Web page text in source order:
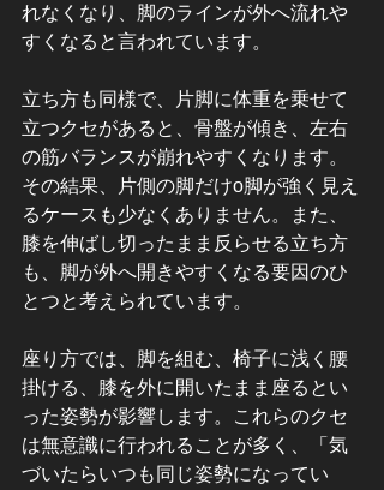
れなくなり、脚のラインが外へ流れや
すくなると言われています。
立ち方も同様で、片脚に体重を乗せて
立つクセがあると、骨盤が傾き、左右
の筋バランスが崩れやすくなります。
その結果、片側の脚だけo脚が強く見え
るケースも少なくありません。また、
膝を伸ばし切ったまま反らせる立ち方
も、脚が外へ開きやすくなる要因のひ
とつと考えられています。
座り方では、脚を組む、椅子に浅く腰
掛ける、膝を外に開いたまま座るとい
った姿勢が影響します。これらのクセ
は無意識に行われることが多く、「気
づいたらいつも同じ姿勢になってい